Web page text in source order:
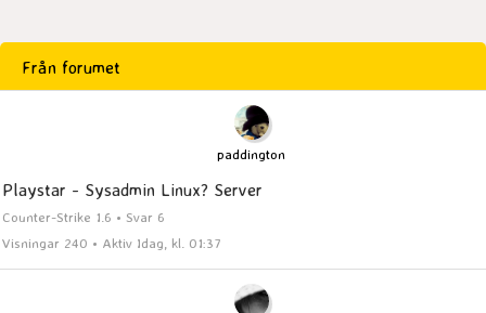
Från forumet
paddington
Playstar - Sysadmin Linux? Server
Counter-Strike 1.6 • Svar 6
Visningar 240 • Aktiv Idag, kl. 01:37